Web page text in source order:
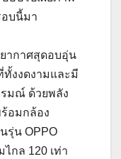
บนี้มา
ากาศสุดอบอุ่น
งงดงามและมี
มณ์ ด้วยพลัง
ร้อมกล้อง
รุ่น OPPO
กล 120 เท่า